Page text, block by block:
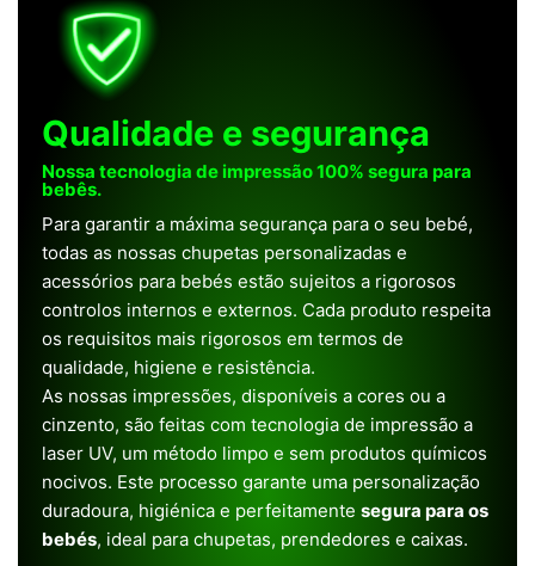
Qualidade e segurança
Nossa tecnologia de impressão 100% segura para
bebês.
Para garantir a máxima segurança para o seu bebé,
todas as nossas chupetas personalizadas e
acessórios para bebés estão sujeitos a rigorosos
controlos internos e externos. Cada produto respeita
os requisitos mais rigorosos em termos de
qualidade, higiene e resistência.
As nossas impressões, disponíveis a cores ou a
cinzento, são feitas com tecnologia de impressão a
laser UV, um método limpo e sem produtos químicos
nocivos. Este processo garante uma personalização
duradoura, higiénica e perfeitamente segura para os
bebés, ideal para chupetas, prendedores e caixas.